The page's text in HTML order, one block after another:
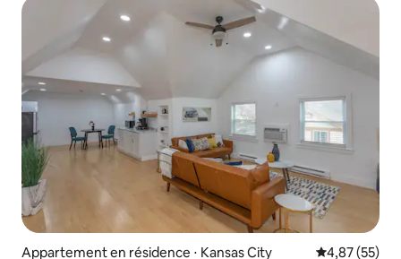
Appartement en résidence ⋅ Kansas City Évaluation
4,87 (55)